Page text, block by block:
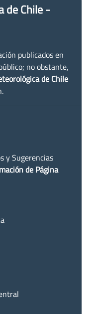
de Chile -
publicados en
no obstante,
de Chile
y Sugerencias
de Página